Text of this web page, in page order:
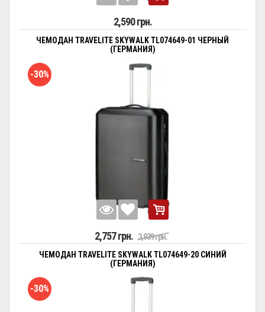
2,590 грн.
ЧЕМОДАН TRAVELITE SKYWALK TL074649-01 ЧЕРНЫЙ
(ГЕРМАНИЯ)
-30%
2,757 грн. 3,939 грн.
ЧЕМОДАН TRAVELITE SKYWALK TL074649-20 СИНИЙ
(ГЕРМАНИЯ)
-30%